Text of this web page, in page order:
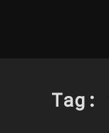
Tag: